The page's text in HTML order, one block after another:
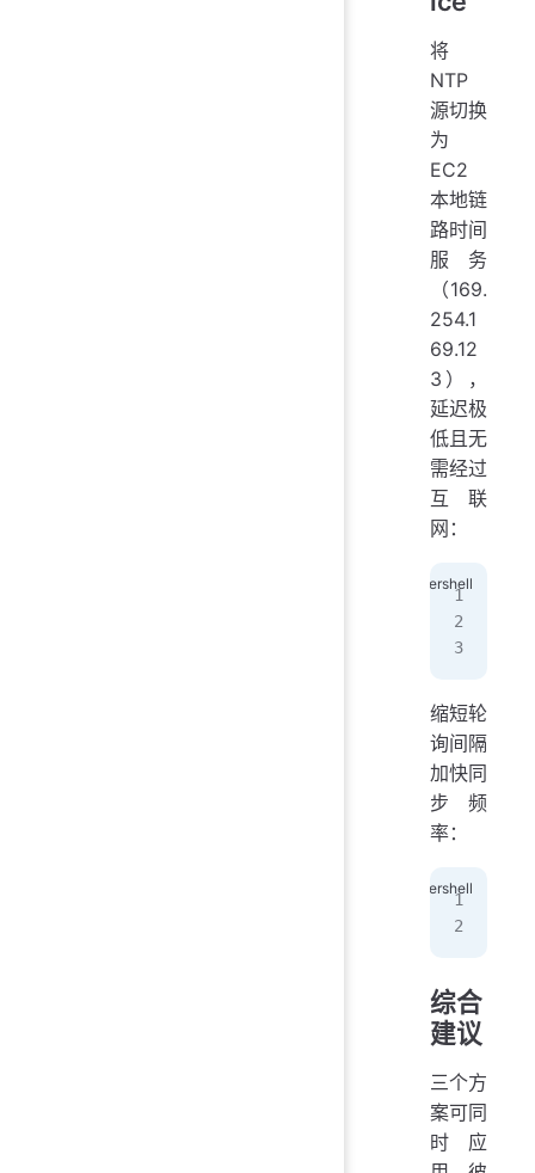
将
NTP
源切换
为
EC2
本地链
路时间
服务
（169.
254.1
69.12
3），
延迟极
低且无
需经过
互联
网：
缩短轮
询间隔
加快同
步频
率：
综合
建议
三个方
案可同
时应